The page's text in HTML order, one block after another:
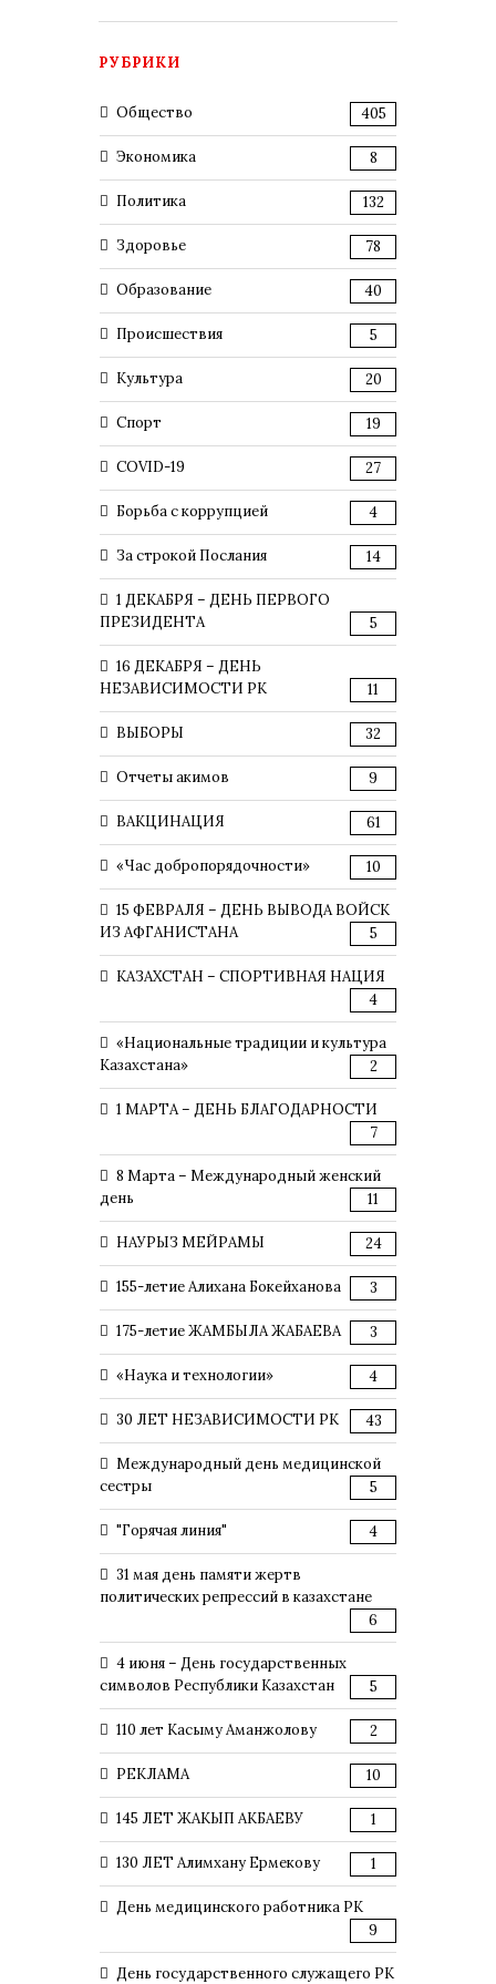
РУБРИКИ
Общество 405
Экономика 8
Политика 132
Здоровье 78
Образование 40
Происшествия 5
Культура 20
Спорт 19
COVID-19 27
Борьба с коррупцией 4
За строкой Послания 14
1 ДЕКАБРЯ – ДЕНЬ ПЕРВОГО
ПРЕЗИДЕНТА
5
16 ДЕКАБРЯ – ДЕНЬ
НЕЗАВИСИМОСТИ РК
11
ВЫБОРЫ 32
Отчеты акимов 9
ВАКЦИНАЦИЯ 61
«Час добропорядочности» 10
15 ФЕВРАЛЯ – ДЕНЬ ВЫВОДА ВОЙСК
ИЗ АФГАНИСТАНА
5
КАЗАХСТАН – СПОРТИВНАЯ НАЦИЯ
4
«Национальные традиции и культура
Казахстана»
2
1 МАРТА – ДЕНЬ БЛАГОДАРНОСТИ
7
8 Марта – Международный женский
день
11
НАУРЫЗ МЕЙРАМЫ 24
155-летие Алихана Бокейханова 3
175-летие ЖАМБЫЛА ЖАБАЕВА 3
«Наука и технологии» 4
30 ЛЕТ НЕЗАВИСИМОСТИ РК 43
Международный день медицинской
сестры
5
"Горячая линия" 4
31 мая день памяти жертв
политических репрессий в казахстане
6
4 июня – День государственных
символов Республики Казахстан
5
110 лет Касыму Аманжолову 2
РЕКЛАМА 10
145 ЛЕТ ЖАКЫП АКБАЕВУ 1
130 ЛЕТ Алимхану Ермекову 1
День медицинского работника РК
9
День государственного служащего РК